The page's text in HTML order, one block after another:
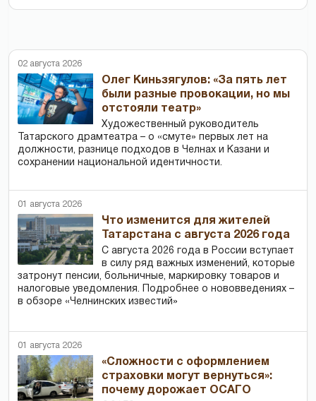
02 августа 2026
Олег Киньзягулов: «За пять лет
были разные провокации, но мы
отстояли театр»
Художественный руководитель
Татарского драмтеатра – о «смуте» первых лет на
должности, разнице подходов в Челнах и Казани и
сохранении национальной идентичности.
01 августа 2026
Что изменится для жителей
Татарстана с августа 2026 года
С августа 2026 года в России вступает
в силу ряд важных изменений, которые
затронут пенсии, больничные, маркировку товаров и
налоговые уведомления. Подробнее о нововведениях –
в обзоре «Челнинских известий»
01 августа 2026
«Сложности с оформлением
страховки могут вернуться»:
почему дорожает ОСАГО